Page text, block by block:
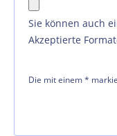
Sie können auch
Akzeptierte
Die mit einem *